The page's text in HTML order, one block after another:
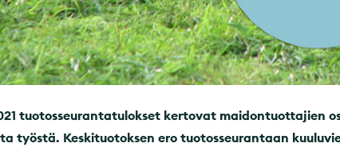
tuotosseurantatulokset kertovat maidontuottajien
työstä. Keskituotoksen ero tuotosseurantaan